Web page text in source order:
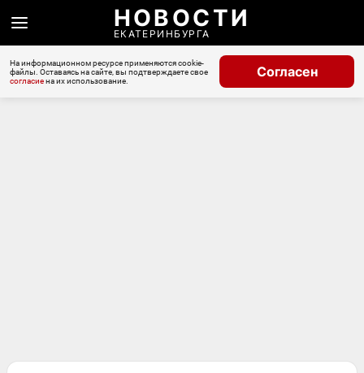
НОВОСТИ
ЕКАТЕРИНБУРГА
На информационном ресурсе применяются cookie-
файлы. Оставаясь на сайте, вы подтверждаете свое
согласиена их использование.
Согласен